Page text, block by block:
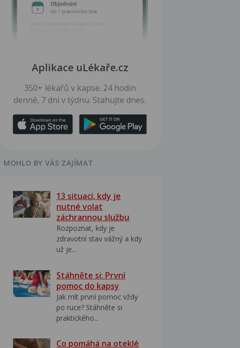
Aplikace uLékaře.cz
350+ lékařů v kapse. 24 hodin
denně, 7 dní v týdnu. Stahujte dnes.
MOHLO BY VÁS ZAJÍMAT
13 situací, kdy je
nutné volat
záchrannou službu
Rozpoznat, kdy je
zdravotní stav vážný a kdy
už je...
Stáhněte si: První
pomoc do kapsy
Jak mít první pomoc vždy
po ruce? Stáhněte si
praktického...
Co pomáhá na oteklé